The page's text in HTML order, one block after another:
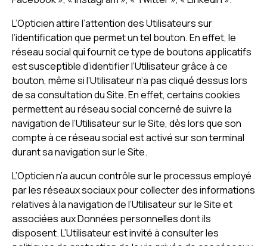
L’Opticien attire l’attention des Utilisateurs sur
l’identification que permet un tel bouton. En effet, le
réseau social qui fournit ce type de boutons applicatifs
est susceptible d’identifier l’Utilisateur grâce à ce
bouton, même si l’Utilisateur n’a pas cliqué dessus lors
de sa consultation du Site. En effet, certains cookies
permettent au réseau social concerné de suivre la
navigation de l’Utilisateur sur le Site, dès lors que son
compte à ce réseau social est activé sur son terminal
durant sa navigation sur le Site.
L’Opticien n’a aucun contrôle sur le processus employé
par les réseaux sociaux pour collecter des informations
relatives à la navigation de l’Utilisateur sur le Site et
associées aux Données personnelles dont ils
disposent. L’Utilisateur est invité à consulter les